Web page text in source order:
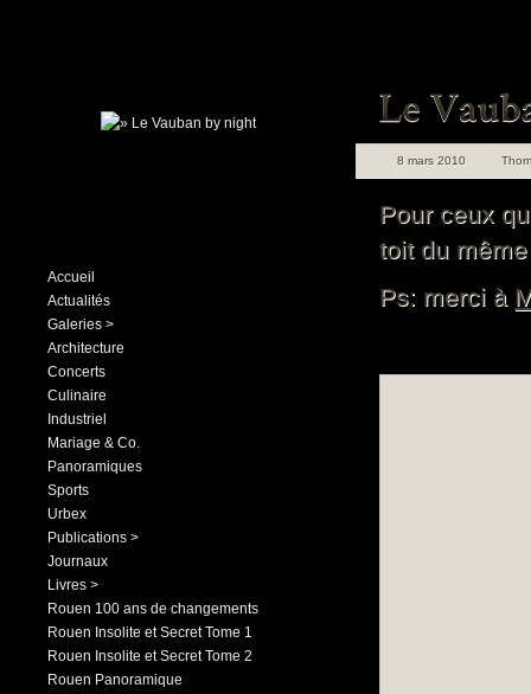
Accueil
Actualités
Galeries >
Architecture
Concerts
Culinaire
Industriel
Mariage & Co.
Panoramiques
Sports
Urbex
Publications >
Journaux
Livres >
Rouen 100 ans de changements
Rouen Insolite et Secret Tome 1
Rouen Insolite et Secret Tome 2
Rouen Panoramique
8 mars 2010
Pour ceux
toit du
Ps: merci à